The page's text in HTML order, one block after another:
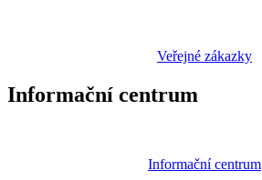
Veřejné zákazky
Informační centrum
Informační centrum